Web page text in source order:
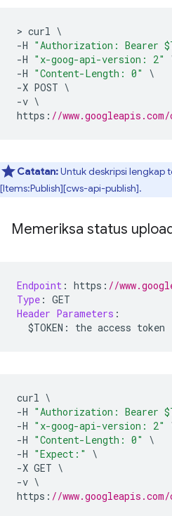
> curl \
-H "Authorization: Bearer
-H "x-goog-api-version: 2"
-H "Content-Length: 0"
\
-X POST \
-v \
https : //
Catatan:Untuk deskripsi lengkap
[Items:Publish][cws-api-publish].
Memeriksa status
Endpoint : https : //
Type : GET
Header Parameters :
$TOKEN : the access token
curl \
-H "Authorization: Bearer
-H "x-goog-api-version: 2"
-H "Content-Length: 0"
\
-H "Expect:"
\
-X GET \
-v \
https : //